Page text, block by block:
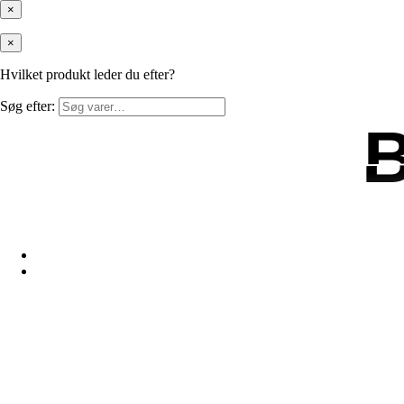
×
×
Hvilket produkt leder du efter?
Søg efter: